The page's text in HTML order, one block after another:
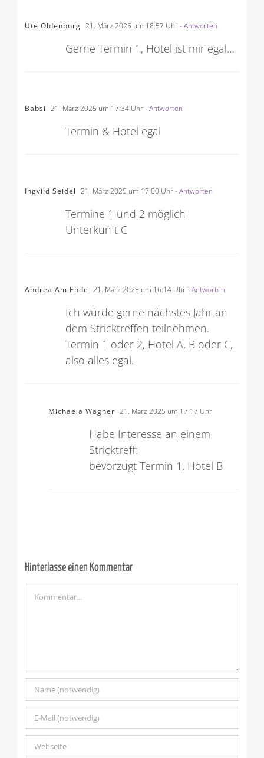
Ute Oldenburg 21. März 2025 um 18:57 Uhr- Antworten
Gerne Termin 1, Hotel ist mir egal…
Babsi 21. März 2025 um 17:34 Uhr- Antworten
Termin & Hotel egal
Ingvild Seidel 21. März 2025 um 17:00 Uhr- Antworten
Termine 1 und 2 möglich
Unterkunft C
Andrea Am Ende 21. März 2025 um 16:14 Uhr- Antworten
Ich würde gerne nächstes Jahr an
dem Stricktreffen teilnehmen.
Termin 1 oder 2, Hotel A, B oder C,
also alles egal.
Michaela Wagner 21. März 2025 um 17:17 Uhr
Habe Interesse an einem
Stricktreff:
bevorzugt Termin 1, Hotel B
Hinterlasse einen Kommentar
Kommentar